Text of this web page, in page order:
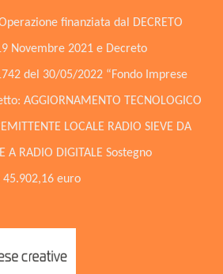
Operazione finanziata dal DECRETO
Novembre 2021 e Decreto
del 30/05/2022 “Fondo Imprese
AGGIORNAMENTO TECNOLOGICO
LOCALE RADIO SIEVE DA
A RADIO DIGITALE Sostegno
euro